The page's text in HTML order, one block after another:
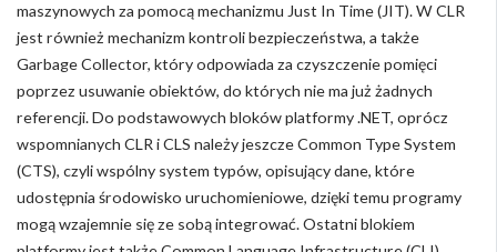
maszynowych za pomocą mechanizmu Just In Time (JIT). W CLR
jest również mechanizm kontroli bezpieczeństwa, a także
Garbage Collector, który odpowiada za czyszczenie pomięci
poprzez usuwanie obiektów, do których nie ma już żadnych
referencji. Do podstawowych bloków platformy .NET, oprócz
wspomnianych CLR i CLS należy jeszcze Common Type System
(CTS), czyli wspólny system typów, opisujący dane, które
udostępnia środowisko uruchomieniowe, dzięki temu programy
mogą wzajemnie się ze sobą integrować. Ostatni blokiem